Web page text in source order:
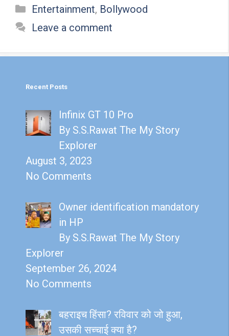
ce
b
o
tt
er
er
es
at
s
p
ke ar
Categories
Entertainment, Bollywood
Leave a comment
Recent Posts
Infinix GT 10 Pro
By S.S.Rawat The My Story
Explorer
August 3, 2023
No Comments
Owner identification mandatory
in HP
By S.S.Rawat The My Story
Explorer
September 26, 2024
No Comments
बहराइच हिंसा? रविवार को जो हुआ,
उसकी सच्चाई क्या है?